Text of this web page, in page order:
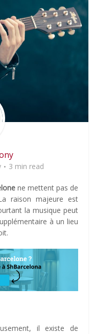
3 min read
ne mettent pas de
raison majeure est
la musique peut
à un lieu
il existe de